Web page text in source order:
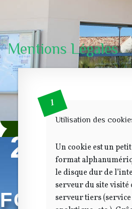
23
FOYER
activités
23
FOYER
Mentions Légales
Utilisation des
Un cookie est un
format
le disque dur de
serveur du site visité
serveur tiers (service